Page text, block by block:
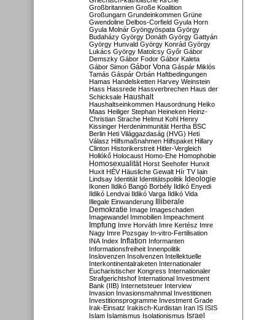
Großbritannien Große Koalition
Großungarn Grundeinkommen Grüne
Gwendoline Delbos-Corfield Gyula Horn
Gyula Molnár Gyöngyöspata György
Budaházy György Donáth György Gattyán
György Hunvald György Konrád György
Lukács György Matolcsy Győr Gábor
Demszky Gábor Fodor Gábor Kaleta
Gábor Simon Gábor Vona Gáspár Miklós
Tamás Gáspár Orbán Haftbedingungen
Hamas Handelsketten Harvey Weinstein
Hass Hassrede Hassverbrechen Haus der
Schicksale Haushalt
Haushaltseinkommen Hausordnung Heiko
Maas Heiliger Stephan Heineken Heinz-
Christian Strache Helmut Kohl Henry
Kissinger Herdenimmunität Hertha BSC
Berlin Heti Világgazdaság (HVG) Heti
Válasz Hilfsmaßnahmen Hilfspaket Hillary
Clinton Historikerstreit Hitler-Vergleich
Hollókő Holocaust Homo-Ehe Homophobie
Homosexualität Horst Seehofer Hunxit
Huxit HÉV Häusliche Gewalt Hír TV Iain
Lindsay Identität Identitätspolitik Ideologie
Ikonen Ildikó Bangó Borbély Ildikó Enyedi
Ildikó Lendvai Ildikó Varga Ildikó Vida
Illegale Einwanderung Illiberale
Demokratie Image Imageschaden
Imagewandel Immobilien Impeachment
Impfung Imre Horváth Imre Kertész Imre
Nagy Imre Pozsgay In-vitro-Fertilisation
INA Index Inflation Informanten
Informationsfreiheit Innenpolitik
Inslovenzen Insolvenzen Intellektuelle
Interkontinentalraketen Internationaler
Eucharistischer Kongress Internationaler
Strafgerichtshof International Investment
Bank (IIB) Internetsteuer Interview
Invasion Invasionsmahnmal Investitionen
Investitionsprogramme Investment Grade
Irak-Einsatz Irakisch-Kurdistan Iran IS ISIS
Islam Islamismus Isolationismus Israel